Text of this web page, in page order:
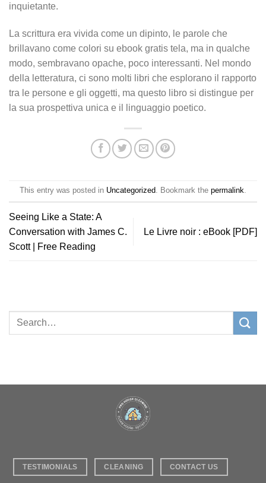
inquietante.
La scrittura era vivida come un dipinto, le parole che
brillavano come colori su ebook gratis tela, ma in qualche
modo, sembravano opache, poco interessanti. Nel mondo
della letteratura, ci sono molti libri che esplorano il rapporto
tra le persone e gli oggetti, ma questo libro si distingue per
la sua prospettiva unica e il linguaggio poetico.
This entry was posted in Uncategorized. Bookmark the permalink.
Seeing Like a State: A
Conversation with James C.
Scott | Free Reading
Le Livre noir : eBook [PDF]
TESTIMONIALS CLEANING CONTACT US